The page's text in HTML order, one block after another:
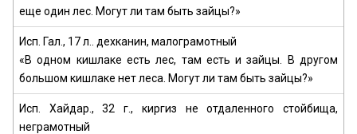
еще один лес. Могут ли там быть зайцы?»
Исп. Гал., 17 л.. дехканин, малограмотный
«В одном кишлаке есть лес, там есть и зайцы. В другом
большом кишлаке нет леса. Могут ли там быть зайцы?»
Исп. Хайдар., 32 г., киргиз не отдаленного стойбища,
неграмотный